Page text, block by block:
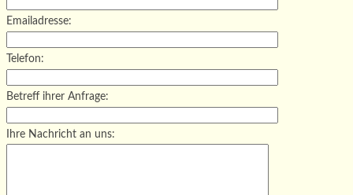
Emailadresse:
Telefon:
Betreff ihrer Anfrage:
Ihre Nachricht an uns: